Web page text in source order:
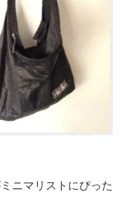
ニマリストにぴった